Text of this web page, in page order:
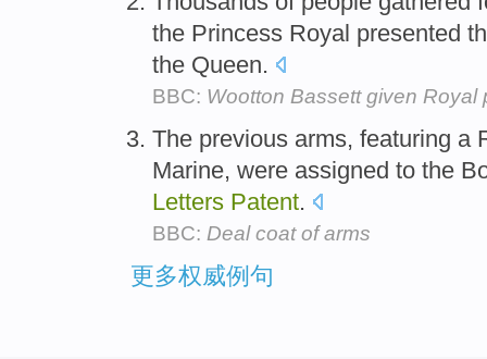
the Princess Royal presented
the Queen.
BBC: Wootton Bassett given
The previous arms, featuring a
Marine, were assigned to the
Letters Patent.
BBC: Deal coat of arms
更多权威例句